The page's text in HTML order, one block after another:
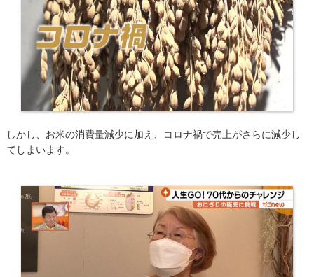
しかし、お米の消費量減少に加え、コロナ禍で売上がさらに減少し
てしまいます。